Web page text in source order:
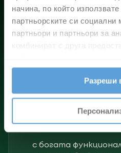
начина, по който
партньорските си
партньори и партньори за
комбинират с друга
ползването от Ваша страна
Разреши
90 канала и
по избор
(4 HD TV канала),
HD)) и Special (25 TV
Съвременни
с богата